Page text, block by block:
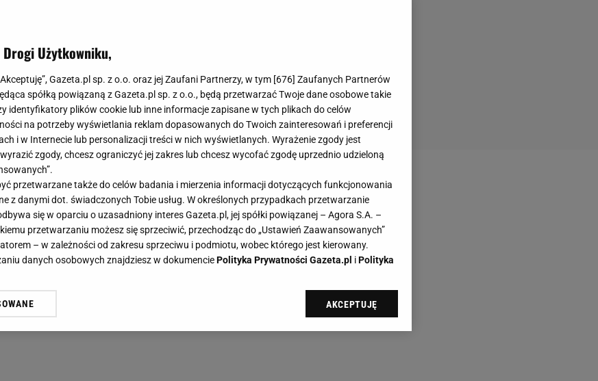
Użytkowniku,
Gazeta.pl sp. z o.o. oraz jej Zaufani Partnerzy, w tym [676] Zaufanych Partnerów
spółką powiązaną z Gazeta.pl sp. z o.o., będą przetwarzać Twoje dane osobowe takie
identyfikatory plików cookie lub inne informacje zapisane w tych plikach do celów
na potrzeby wyświetlania reklam dopasowanych do Twoich zainteresowań i preferencji
i w Internecie lub personalizacji treści w nich wyświetlanych. Wyrażenie zgody jest
zgody, chcesz ograniczyć jej zakres lub chcesz wycofać zgodę uprzednio udzieloną
przetwarzane także do celów badania i mierzenia informacji dotyczących funkcjonowania
z danymi dot. świadczonych Tobie usług. W określonych przypadkach przetwarzanie
się w oparciu o uzasadniony interes Gazeta.pl, jej spółki powiązanej – Agora S.A. –
przetwarzaniu możesz się sprzeciwić, przechodząc do „Ustawień Zaawansowanych”
– w zależności od zakresu sprzeciwu i podmiotu, wobec którego jest kierowany.
danych osobowych znajdziesz w dokumenciePolityka Prywatności Gazeta.pl iPolityka
też zgodę na zainstalowanie i przechowywanie plików cookie Gazeta.pl sp. z o.o., jej
na Twoim urządzeniu końcowym. Możesz w każdej chwili zmienić swoje preferencje
AKCEPTUJĘ